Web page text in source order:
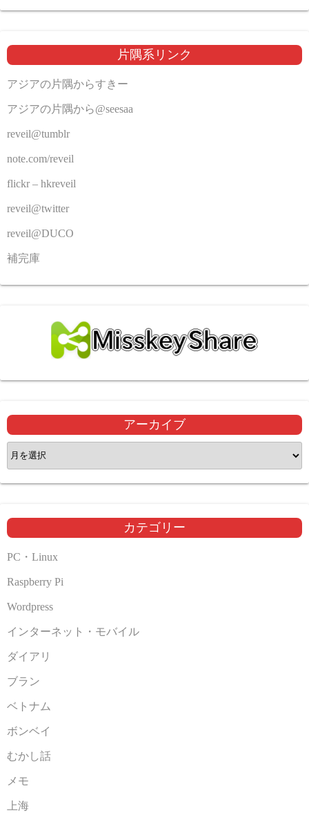
片隅系リンク
アジアの片隅からすきー
アジアの片隅から@seesaa
reveil@tumblr
note.com/reveil
flickr – hkreveil
reveil@twitter
reveil@DUCO
補完庫
アーカイブ
ア
ー
カ
ブ
カテゴリー
PC・Linux
Raspberry Pi
Wordpress
インターネット・モバイル
ダイアリ
ブラン
ベトナム
ボンベイ
むかし話
メモ
上海